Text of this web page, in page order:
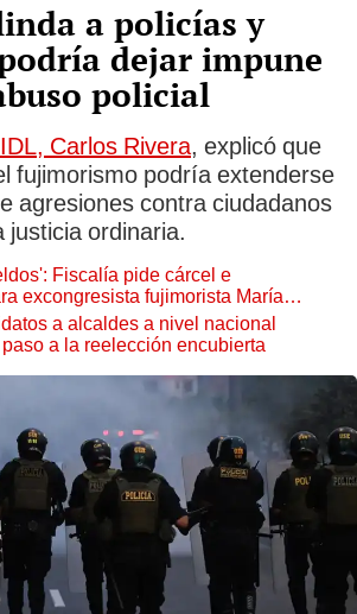
a policías y
dejar impune
policial
Carlos Rivera, explicó que
fujimorismo podría extenderse
agresiones contra ciudadanos
justicia ordinaria.
Fiscalía pide cárcel e
excongresista fujimorista María
a alcaldes a nivel nacional
a la reelección encubierta